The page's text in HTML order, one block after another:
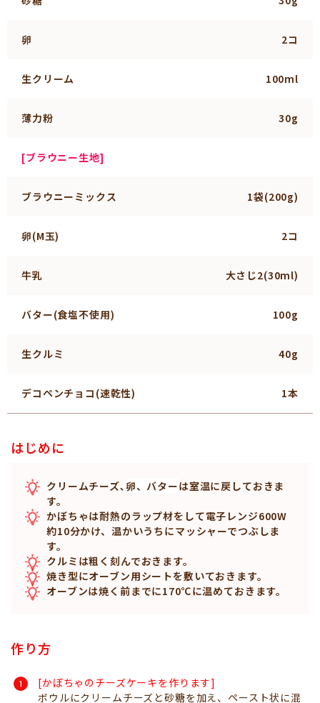
卵 2コ
生クリーム 100ml
薄力粉 30g
[ブラウニー生地]
ブラウニーミックス 1袋(200g)
卵(M玉) 2コ
牛乳 大さじ2(30ml)
バター(食塩不使用) 100g
生クルミ 40g
デコペンチョコ(速乾性) 1本
はじめに
クリームチーズ､ 卵、バターは室温に戻しておきま
す。
かぼちゃは耐熱のラップ材をして電子レンジ600W
約10分かけ、温かいうちにマッシャーでつぶしま
す。
クルミは粗く刻んでおきます。
焼き型にオーブン用シートを敷いておきます。
オーブンは焼く前までに170℃に温めておきます。
作り方
[かぼちゃのチーズケーキを作ります]
ボウルにクリームチーズと砂糖を加え、ペースト状に混